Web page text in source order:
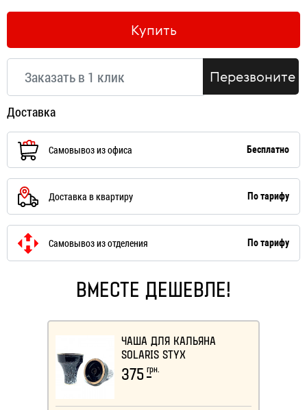
Купить
Перезвоните
Доставка
Самовывоз из офиса Бесплатно
Доставка в квартиру По тарифу
Самовывоз из отделения По тарифу
ВМЕСТЕ ДЕШЕВЛЕ!
ЧАША ДЛЯ КАЛЬЯНА
SOLARIS STYX
375 грн.